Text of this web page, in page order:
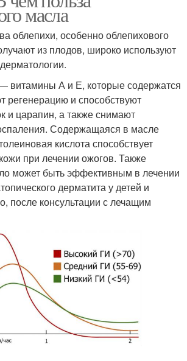
масла
облепихи, особенно облепихового
из плодов, широко используют
витамины А и Е, которые содержатся
регенерацию и способствуют
и царапин, а также снимают
Содержащаяся в масле
кислота способствует
при лечении ожогов. Также
может быть эффективным в лечении
дерматита у детей и
после консультации с лечащим